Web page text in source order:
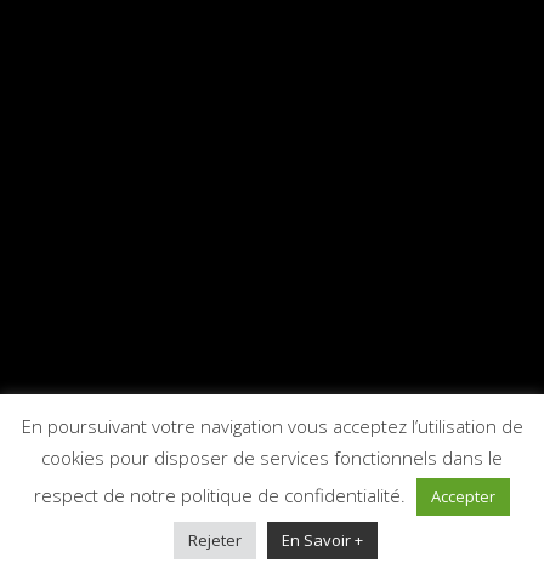
En poursuivant votre navigation vous acceptez l’utilisation de
cookies pour disposer de services fonctionnels dans le
respect de notre politique de confidentialité.
Accepter
Rejeter
En Savoir +